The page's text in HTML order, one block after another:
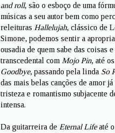
and roll, são o esboço de uma
músicas a seu autor bem como
releituras Hallelujah, clássico de
Simone, podemos sentir a
ousadia de quem sabe das coisas
transcedental com Mojo Pin, até
Goodbye, passando pela linda So
das mais belas canções de amor
tristeza e romantismo subjacente
intensa.
Da guitarreira de Eternal Lifeaté o